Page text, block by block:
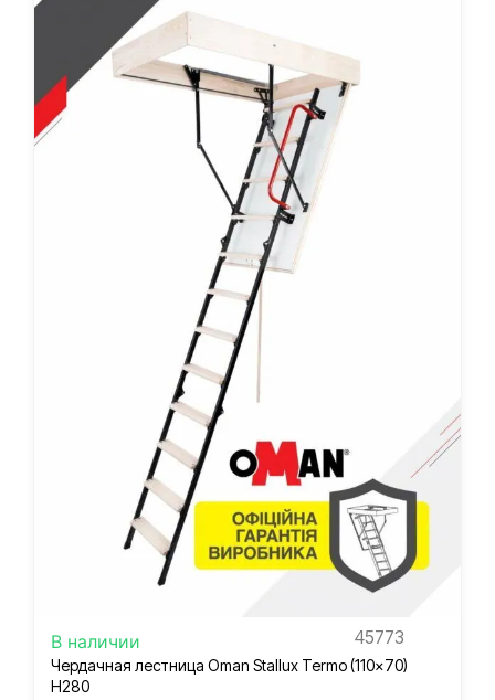
В наличии 45773
Чердачная лестница Oman Stallux Termo (110×70)
H280